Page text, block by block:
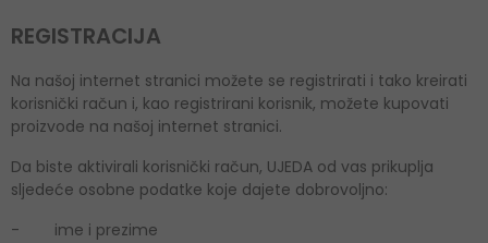
REGISTRACIJA
Na našoj internet stranici možete se registrirati i tako kreirati
korisnički račun i, kao registrirani korisnik, možete kupovati
proizvode na našoj internet stranici.
Da biste aktivirali korisnički račun, UJEDA od vas prikuplja
sljedeće osobne podatke koje dajete dobrovoljno:
- ime i prezime